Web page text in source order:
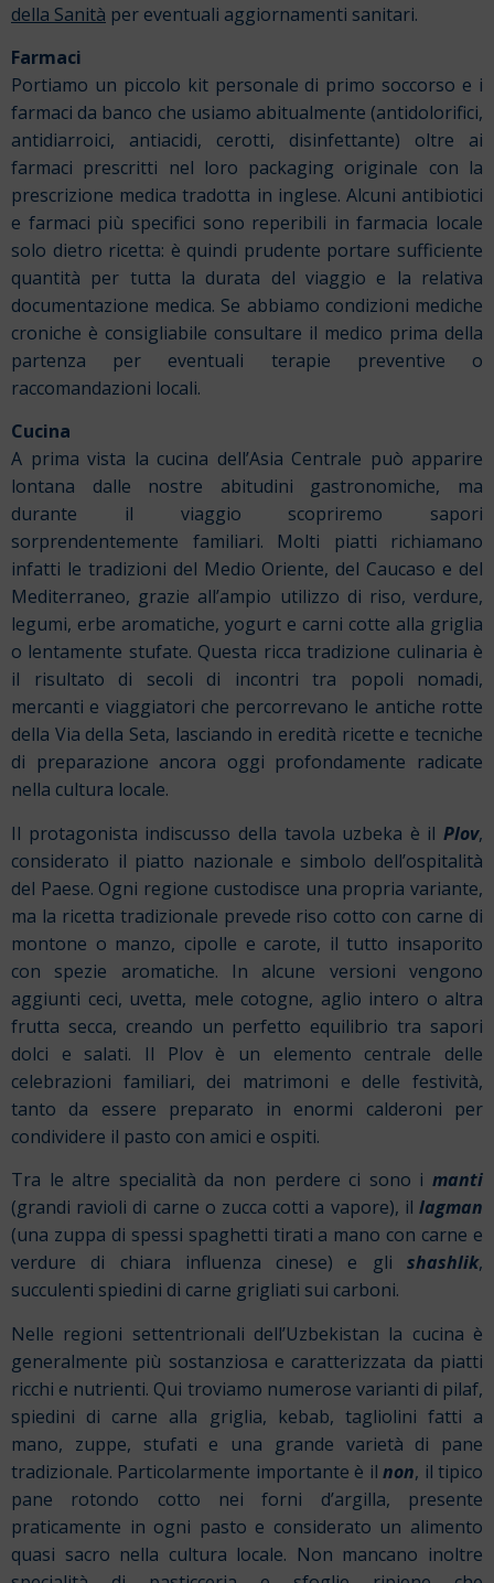
della Sanità per eventuali aggiornamenti sanitari.
Farmaci
Portiamo un piccolo kit personale di primo soccorso e i
farmaci da banco che usiamo abitualmente (antidolorifici,
antidiarroici, antiacidi, cerotti, disinfettante) oltre ai
farmaci prescritti nel loro packaging originale con la
prescrizione medica tradotta in inglese. Alcuni antibiotici
e farmaci più specifici sono reperibili in farmacia locale
solo dietro ricetta: è quindi prudente portare sufficiente
quantità per tutta la durata del viaggio e la relativa
documentazione medica. Se abbiamo condizioni mediche
croniche è consigliabile consultare il medico prima della
partenza per eventuali terapie preventive o
raccomandazioni locali.
Cucina
A prima vista la cucina dell’Asia Centrale può apparire
lontana dalle nostre abitudini gastronomiche, ma
durante il viaggio scopriremo sapori
sorprendentemente familiari. Molti piatti richiamano
infatti le tradizioni del Medio Oriente, del Caucaso e del
Mediterraneo, grazie all’ampio utilizzo di riso, verdure,
legumi, erbe aromatiche, yogurt e carni cotte alla griglia
o lentamente stufate. Questa ricca tradizione culinaria è
il risultato di secoli di incontri tra popoli nomadi,
mercanti e viaggiatori che percorrevano le antiche rotte
della Via della Seta, lasciando in eredità ricette e tecniche
di preparazione ancora oggi profondamente radicate
nella cultura locale.
Il protagonista indiscusso della tavola uzbeka è il Plov,
considerato il piatto nazionale e simbolo dell’ospitalità
del Paese. Ogni regione custodisce una propria variante,
ma la ricetta tradizionale prevede riso cotto con carne di
montone o manzo, cipolle e carote, il tutto insaporito
con spezie aromatiche. In alcune versioni vengono
aggiunti ceci, uvetta, mele cotogne, aglio intero o altra
frutta secca, creando un perfetto equilibrio tra sapori
dolci e salati. Il Plov è un elemento centrale delle
celebrazioni familiari, dei matrimoni e delle festività,
tanto da essere preparato in enormi calderoni per
condividere il pasto con amici e ospiti.
Tra le altre specialità da non perdere ci sono i manti
(grandi ravioli di carne o zucca cotti a vapore), il lagman
(una zuppa di spessi spaghetti tirati a mano con carne e
verdure di chiara influenza cinese) e gli shashlik,
succulenti spiedini di carne grigliati sui carboni.
Nelle regioni settentrionali dell’Uzbekistan la cucina è
generalmente più sostanziosa e caratterizzata da piatti
ricchi e nutrienti. Qui troviamo numerose varianti di pilaf,
spiedini di carne alla griglia, kebab, tagliolini fatti a
mano, zuppe, stufati e una grande varietà di pane
tradizionale. Particolarmente importante è ilnon, il tipico
pane rotondo cotto nei forni d’argilla, presente
praticamente in ogni pasto e considerato un alimento
quasi sacro nella cultura locale. Non mancano inoltre